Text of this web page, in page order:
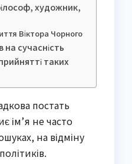
художник,
Віктора Чорного
сучасність
таких
постать
ім’я не часто
на відміну